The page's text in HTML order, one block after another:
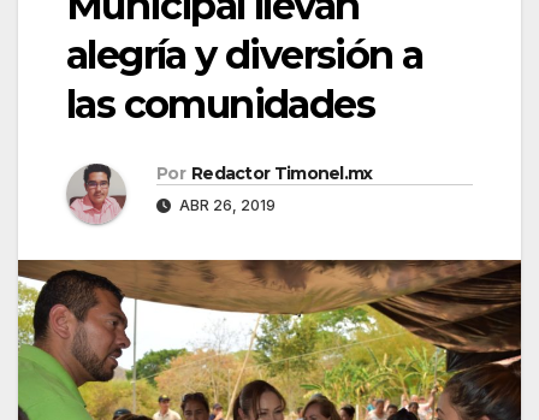
alegría y diversión a
las comunidades
Por Redactor Timonel.mx
ABR 26, 2019